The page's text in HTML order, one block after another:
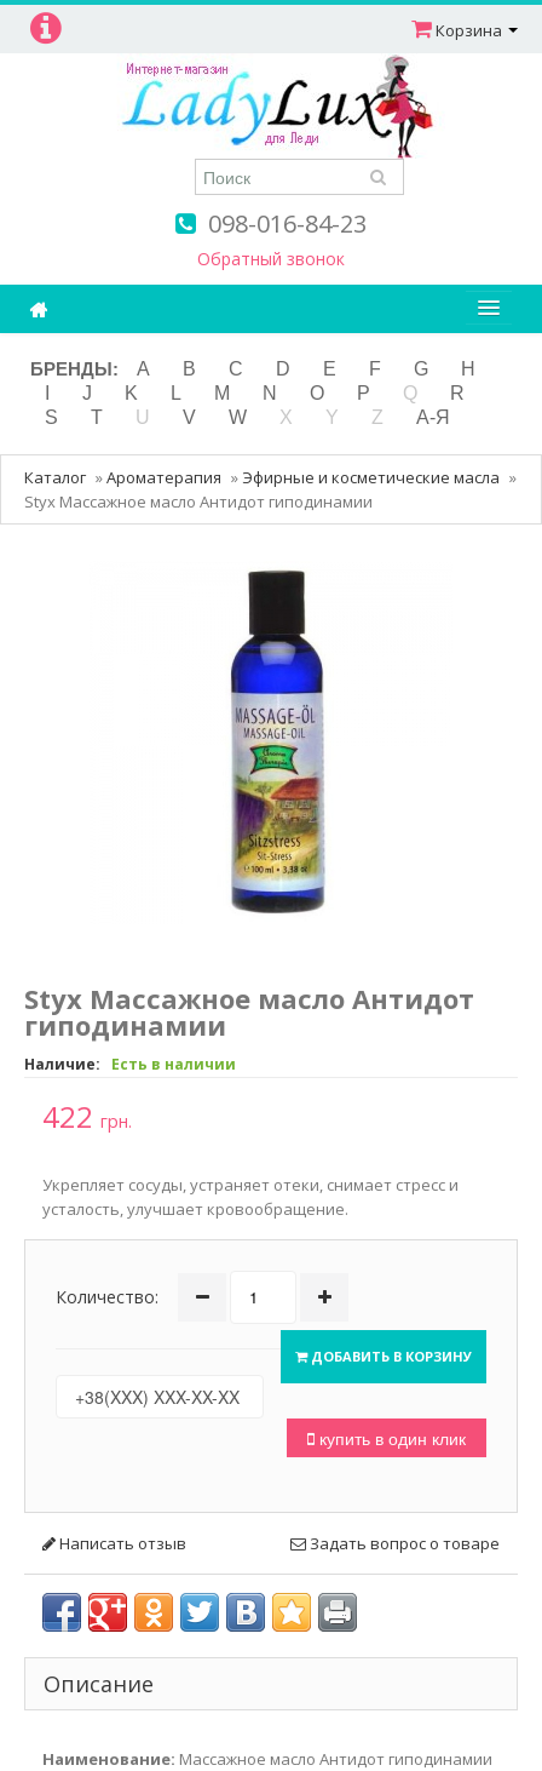
098-016-84-23
Обратный звонок
Корзина
Ароматерапия
Витамины
Детям и мамам
Косметика
БРЕНДЫ: A B C D E F G
H
J K L M N O P Q
R
S
T U V W X Y Z А-Я
Каталог »Ароматерапия » Эфирные и косметические масла »
Styx Массажное масло Антидот гиподинамии
Styx Массажное масло Антидот
гиподинамии
Наличие: Есть в наличии
422 грн.
Укрепляет сосуды, устраняет отеки, снимает стресс и
усталость, улучшает кровообращение.
Количество:
ДОБАВИТЬ В КОРЗИНУ
купить в один клик
Написать отзыв Задать вопрос о товаре
Описание
Наименование: Массажное масло Антидот гиподинамии